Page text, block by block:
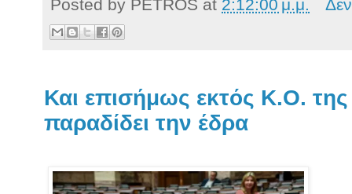
Posted by PETROS at 2:12:00 μ.μ.
Και επισήμως εκτός Κ.Ο.
παραδίδει την έδρα